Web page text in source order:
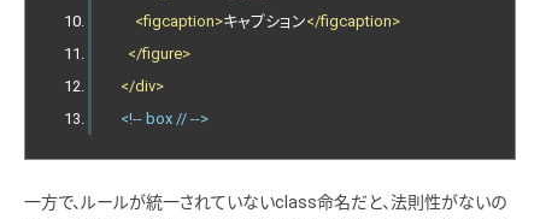
<figcaption>キャプション</figcaption>
</figure>
</div>
<!-- box // -->
一方で、ルールが統一されていないclass命名だと、法則性がないの